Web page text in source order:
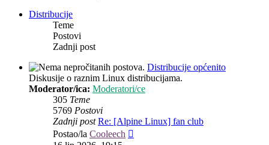
Distribucije
Teme
Postovi
Zadnji post
Distribucije općenito
Diskusije o raznim Linux distribucijama.
Moderator/ica: Moderatori/ce
305 Teme
5769 Postovi
Zadnji post Re: [Alpine Linux] fan club
Postao/la Cooleech